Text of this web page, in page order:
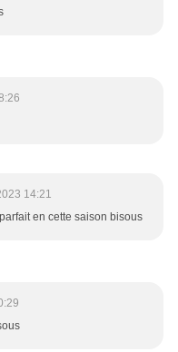
14:21
en cette saison bisous